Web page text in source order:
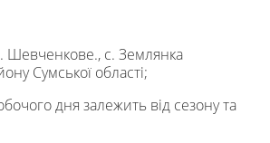
Шевченкове., с. Землянка
Сумської області;
дня залежить від сезону та